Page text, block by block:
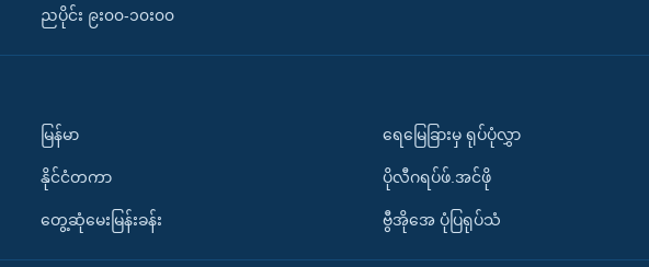
ညပိုင်း ၉း၀၀-၁၀း၀၀
မြန်မာ
နိုင်ငံတကာ
တွေ့ဆုံမေးမြန်းခန်း
ရေမြေခြားမှ ရုပ်ပုံလွှာ
ပိုလီဂရပ်ဖ်.အင်ဖို
ဗွီအိုအေ ပုံပြရုပ်သံ